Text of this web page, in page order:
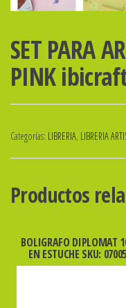
SET PARA
PINK
Categorías: LIBRERIA, LIBRERIA
Productos
BOLIGRAFO DIPLOMAT
EN ESTUCHE SKU: